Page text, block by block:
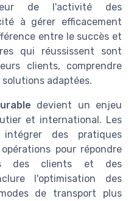
de l'activité des
à gérer efficacement
entre le succès et
qui réussissent sont
clients, comprendre
adaptées.
devient un enjeu
et international. Les
intégrer des pratiques
pour répondre
des clients et des
l'optimisation des
de transport plus